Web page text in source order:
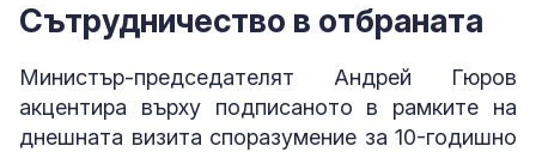
Сътрудничество в отбраната
Министър-председателят Андрей Гюров
акцентира върху подписаното в рамките на
днешната визита споразумение за 10-годишно